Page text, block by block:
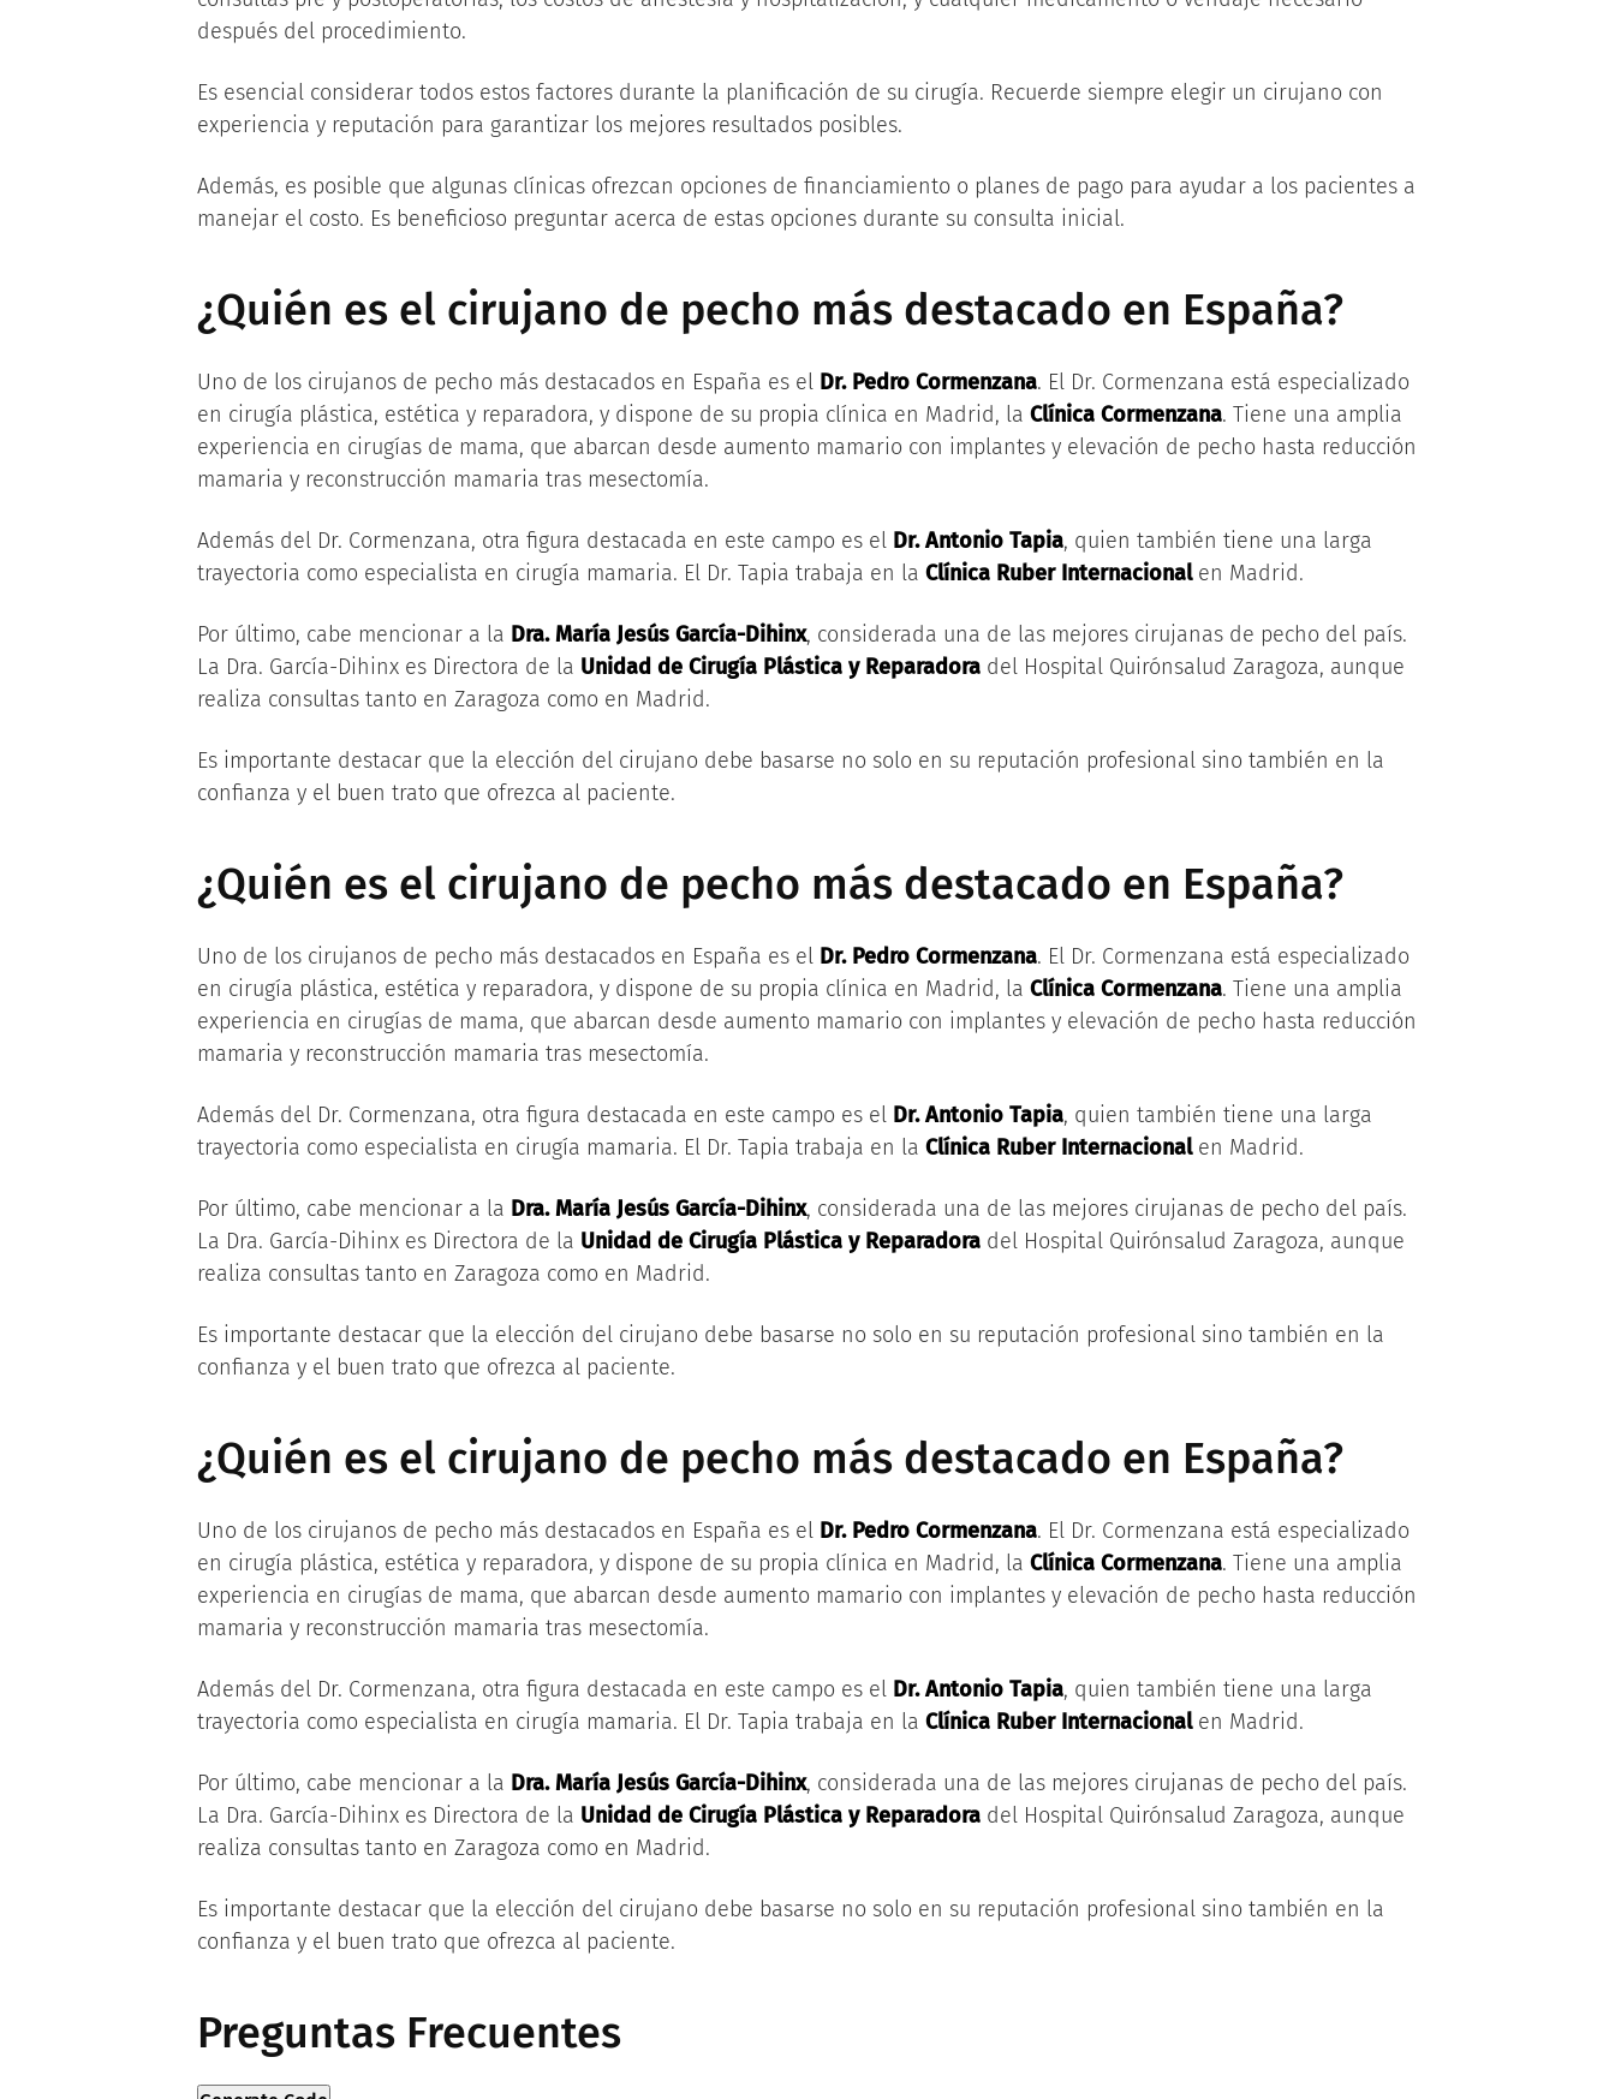
después del procedimiento.
Es esencial considerar todos estos factores durante la planificación de su cirugía. Recuerde siempre elegir un cirujano con
experiencia y reputación para garantizar los mejores resultados posibles.
Además, es posible que algunas clínicas ofrezcan opciones de financiamiento o planes de pago para ayudar a los pacientes a
manejar el costo. Es beneficioso preguntar acerca de estas opciones durante su consulta inicial.
¿Quién es el cirujano de pecho más destacado en España?
Uno de los cirujanos de pecho más destacados en España es el Dr. Pedro Cormenzana. El Dr. Cormenzana está especializado
en cirugía plástica, estética y reparadora, y dispone de su propia clínica en Madrid, la Clínica Cormenzana. Tiene una amplia
experiencia en cirugías de mama, que abarcan desde aumento mamario con implantes y elevación de pecho hasta reducción
mamaria y reconstrucción mamaria tras mesectomía.
Además del Dr. Cormenzana, otra figura destacada en este campo es el Dr. Antonio Tapia, quien también tiene una larga
trayectoria como especialista en cirugía mamaria. El Dr. Tapia trabaja en la Clínica Ruber Internacionalen Madrid.
Por último, cabe mencionar a la Dra. María Jesús García-Dihinx, considerada una de las mejores cirujanas de pecho del país.
La Dra. García-Dihinx es Directora de la Unidad de Cirugía Plástica y Reparadora del Hospital Quirónsalud Zaragoza, aunque
realiza consultas tanto en Zaragoza como en Madrid.
Es importante destacar que la elección del cirujano debe basarse no solo en su reputación profesional sino también en la
confianza y el buen trato que ofrezca al paciente.
¿Quién es el cirujano de pecho más destacado en España?
Uno de los cirujanos de pecho más destacados en España es el Dr. Pedro Cormenzana. El Dr. Cormenzana está especializado
en cirugía plástica, estética y reparadora, y dispone de su propia clínica en Madrid, la Clínica Cormenzana. Tiene una amplia
experiencia en cirugías de mama, que abarcan desde aumento mamario con implantes y elevación de pecho hasta reducción
mamaria y reconstrucción mamaria tras mesectomía.
Además del Dr. Cormenzana, otra figura destacada en este campo es el Dr. Antonio Tapia, quien también tiene una larga
trayectoria como especialista en cirugía mamaria. El Dr. Tapia trabaja en la Clínica Ruber Internacionalen Madrid.
Por último, cabe mencionar a la Dra. María Jesús García-Dihinx, considerada una de las mejores cirujanas de pecho del país.
La Dra. García-Dihinx es Directora de la Unidad de Cirugía Plástica y Reparadora del Hospital Quirónsalud Zaragoza, aunque
realiza consultas tanto en Zaragoza como en Madrid.
Es importante destacar que la elección del cirujano debe basarse no solo en su reputación profesional sino también en la
confianza y el buen trato que ofrezca al paciente.
¿Quién es el cirujano de pecho más destacado en España?
Uno de los cirujanos de pecho más destacados en España es el Dr. Pedro Cormenzana. El Dr. Cormenzana está especializado
en cirugía plástica, estética y reparadora, y dispone de su propia clínica en Madrid, la Clínica Cormenzana. Tiene una amplia
experiencia en cirugías de mama, que abarcan desde aumento mamario con implantes y elevación de pecho hasta reducción
mamaria y reconstrucción mamaria tras mesectomía.
Además del Dr. Cormenzana, otra figura destacada en este campo es el Dr. Antonio Tapia, quien también tiene una larga
trayectoria como especialista en cirugía mamaria. El Dr. Tapia trabaja en la Clínica Ruber Internacionalen Madrid.
Por último, cabe mencionar a la Dra. María Jesús García-Dihinx, considerada una de las mejores cirujanas de pecho del país.
La Dra. García-Dihinx es Directora de la Unidad de Cirugía Plástica y Reparadora del Hospital Quirónsalud Zaragoza, aunque
realiza consultas tanto en Zaragoza como en Madrid.
Es importante destacar que la elección del cirujano debe basarse no solo en su reputación profesional sino también en la
confianza y el buen trato que ofrezca al paciente.
Preguntas Frecuentes